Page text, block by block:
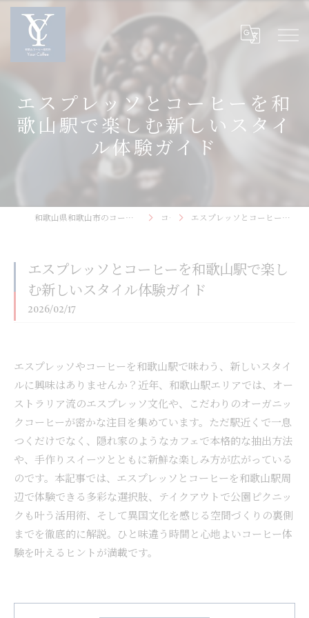
エスプレッソとコーヒーを和
歌山駅で楽しむ新しいスタイ
ル体験ガイド
和歌山県和歌山市のコーヒーなら和歌山コーヒー焙煎所〜Your Coffee〜 コラム エスプレッソとコーヒーを和歌山駅で楽しむ新しいスタイル体験ガイド
エスプレッソとコーヒーを和歌山駅で楽し
む新しいスタイル体験ガイド
2026/02/17
エスプレッソやコーヒーを和歌山駅で味わう、新しいスタイ
ルに興味はありませんか？近年、和歌山駅エリアでは、オー
ストラリア流のエスプレッソ文化や、こだわりのオーガニッ
クコーヒーが密かな注目を集めています。ただ駅近くで一息
つくだけでなく、隠れ家のようなカフェで本格的な抽出方法
や、手作りスイーツとともに新鮮な楽しみ方が広がっている
のです。本記事では、エスプレッソとコーヒーを和歌山駅周
辺で体験できる多彩な選択肢、テイクアウトで公園ピクニッ
クも叶う活用術、そして異国文化を感じる空間づくりの裏側
までを徹底的に解説。ひと味違う時間と心地よいコーヒー体
験を叶えるヒントが満載です。